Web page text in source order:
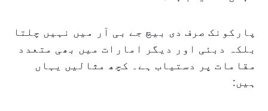
پارکونک صرف دی بیچ جے بی آر میں نہیں چلتا
بلکہ دبئی اور دیگر امارات میں بھی متعدد
مقامات پر دستیاب ہے۔ کچھ مثالیں یہاں
ہیں: